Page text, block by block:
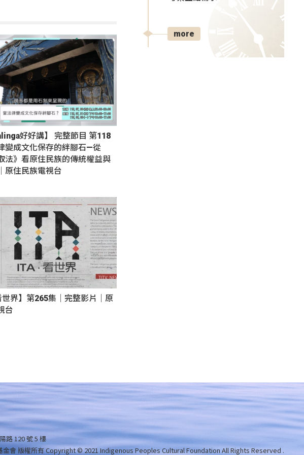
好好講】 完整節目 第118
變成文化保存的絆腳石—從
法》看原住民族的傳統權益與
原住民族電視台
世界】第265集｜完整影片｜原
台
more
路 120 號 5 樓
金會 版權所有Copyright © 2021 Indigenous Peoples Cultural Foundation All Rights Reserved .